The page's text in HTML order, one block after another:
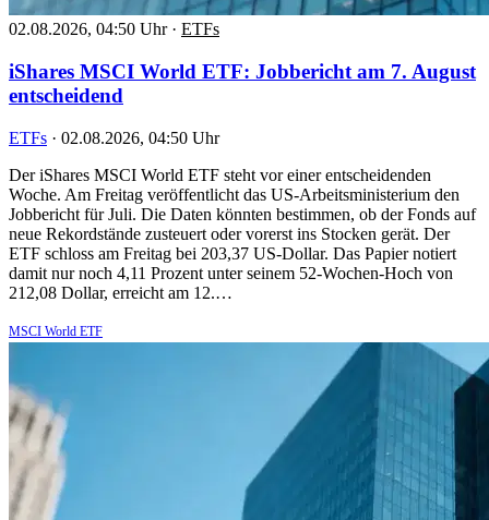
02.08.2026, 04:50 Uhr · ETFs
iShares MSCI World ETF: Jobbericht am 7. August
entscheidend
ETFs · 02.08.2026, 04:50 Uhr
Der iShares MSCI World ETF steht vor einer entscheidenden
Woche. Am Freitag veröffentlicht das US-Arbeitsministerium den
Jobbericht für Juli. Die Daten könnten bestimmen, ob der Fonds auf
neue Rekordstände zusteuert oder vorerst ins Stocken gerät. Der
ETF schloss am Freitag bei 203,37 US-Dollar. Das Papier notiert
damit nur noch 4,11 Prozent unter seinem 52-Wochen-Hoch von
212,08 Dollar, erreicht am 12.…
MSCI World ETF